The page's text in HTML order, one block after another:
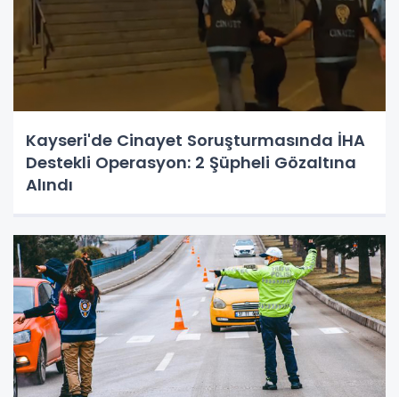
Kayseri'de Cinayet Soruşturmasında İHA
Destekli Operasyon: 2 Şüpheli Gözaltına
Alındı